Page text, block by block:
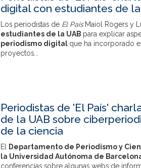
digital con estudiantes de la
Los periodistas de El País Maiol Rogers y
estudiantes de la UABpara explicar
periodismo digital que ha incorporado
proyectos...
Periodistas de 'El País'
de la UAB sobre
de la ciencia
El
Departamento de Periodismo y
la Universidad Autónoma de
conferencias sobre algunas webs de